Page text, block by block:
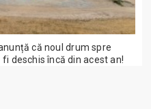
că noul drum spre
deschis încă din acest an!